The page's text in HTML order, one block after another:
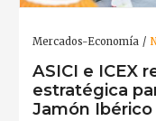
Mercados-Economía
ASICI e ICEX
estratégica
Jamón